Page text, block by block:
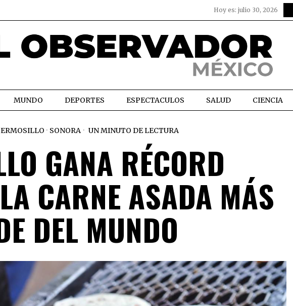
Hoy es: julio 30, 2026
MUNDO DEPORTES ESPECTACULOS SALUD CIENCIA
· SONORA UN MINUTO DE LECTURA
GANA RÉCORD
CARNE ASADA MÁS
DEL MUNDO